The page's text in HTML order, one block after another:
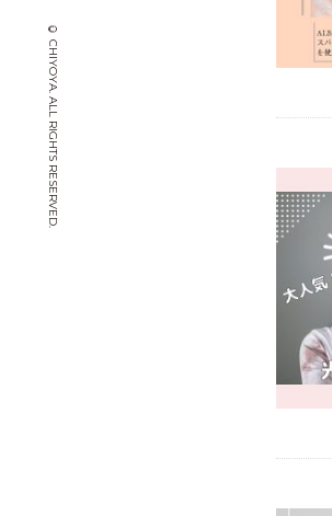
© CHIYOYA. ALL RIGHTS RESERVED.